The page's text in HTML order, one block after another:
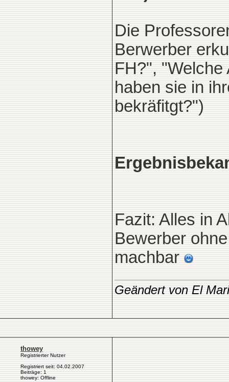
Die
Berwerber
FH?",
haben sie in
bekräfitgt?")
Fazit: Alles in
Bewerber
machbar
Geändert von El
thowey
Registrierter Nutzer
Registriert seit: 04.02.2007
Beiträge: 1
thowey: Offline